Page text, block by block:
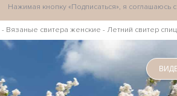
Нажимая кнопку «Подписаться», я соглашаюсь
- Вязаные свитера женские - Летний свитер